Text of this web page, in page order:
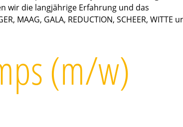
wir die langjährige Erfahrung und das
MAAG, GALA, REDUCTION, SCHEER, WITTE
(m/w)